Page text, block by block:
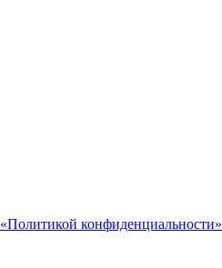
«Политикой конфиденциальности»